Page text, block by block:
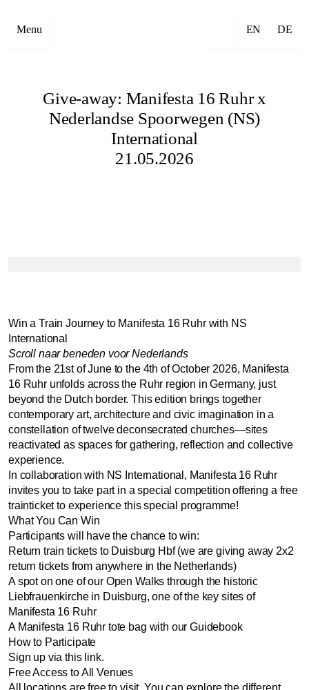
Menu EN DE
Give-away: Manifesta 16 Ruhr x
Nederlandse Spoorwegen (NS)
International
21.05.2026
Win a Train Journey to Manifesta 16 Ruhr with NS
International
Scroll naar beneden voor Nederlands
From the 21st of June to the 4th of October 2026, Manifesta
16 Ruhr unfolds across the Ruhr region in Germany, just
beyond the Dutch border. This edition brings together
contemporary art, architecture and civic imagination in a
constellation of twelve deconsecrated churches—sites
reactivated as spaces for gathering, reflection and collective
experience.
In collaboration with NS International, Manifesta 16 Ruhr
invites you to take part in a special competition offering a free
trainticket to experience this special programme!
What You Can Win
Participants will have the chance to win:
Return train tickets to Duisburg Hbf (we are giving away 2x2
return tickets from anywhere in the Netherlands)
A spot on one of our Open Walks through the historic
Liebfrauenkirche in Duisburg, one of the key sites of
Manifesta 16 Ruhr
A Manifesta 16 Ruhr tote bag with our Guidebook
How to Participate
Sign up viathis link.
Free Access to All Venues
All locations are free to visit. You can explore the different